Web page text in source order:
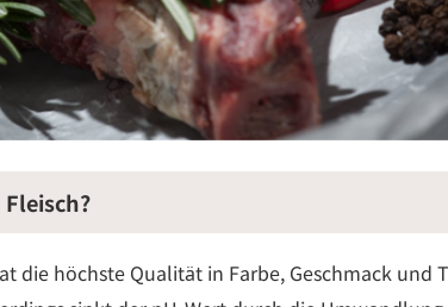
die höchste Qualität in Farbe, Geschmack und